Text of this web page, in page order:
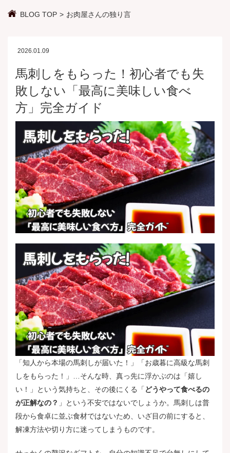
BLOG TOP
お肉屋さんの独り言
2026.01.09
馬刺しをもらった！初心者でも失
敗しない「最高に美味しい食べ
方」完全ガイド
「知人から本場の馬刺しが届いた！」「お歳暮に高級な馬刺
しをもらった！」…そんな時、真っ先に浮かぶのは「嬉し
い！」という気持ちと、その後にくる「 どうやって食べるの
が正解なの？ 」という不安ではないでしょうか。馬刺しは普
段から食卓に並ぶ食材ではないため、いざ目の前にすると、
解凍方法や切り方に迷ってしまうものです。